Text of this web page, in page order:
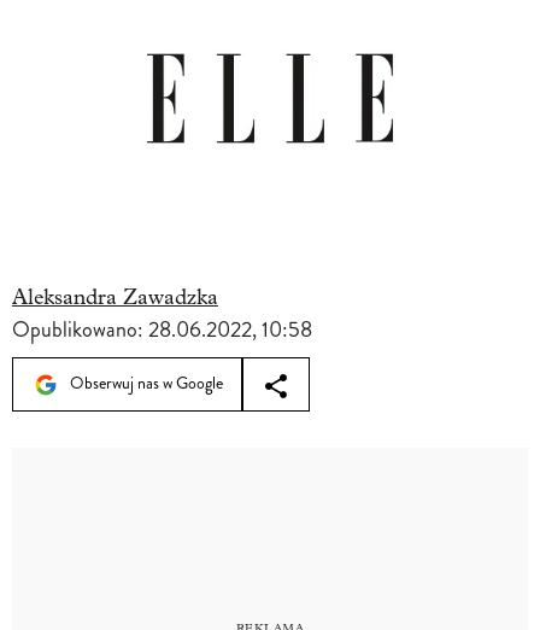
Aleksandra Zawadzka
Opublikowano:28.06.2022, 10:58
Obserwuj nas w Google